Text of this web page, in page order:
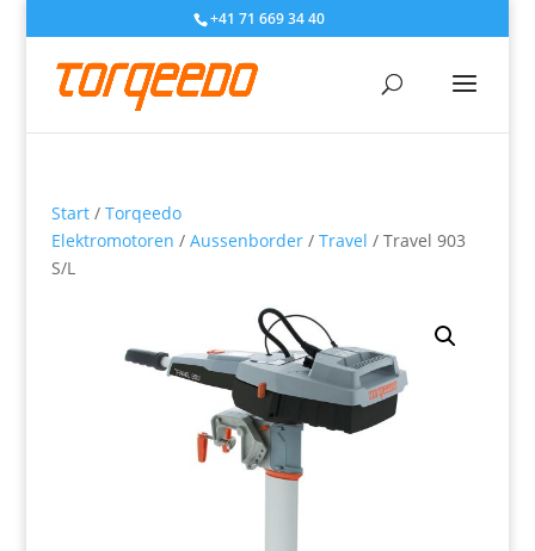
+41 71 669 34 40
Start/ Torqeedo
Elektromotoren / Aussenborder/ Travel / Travel 903
S/L